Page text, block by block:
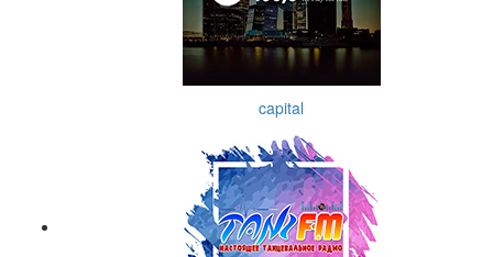
capital